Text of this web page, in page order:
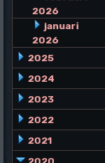
2026
januari
2026
2025
2024
2023
2022
2021